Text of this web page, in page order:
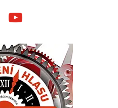
youtube